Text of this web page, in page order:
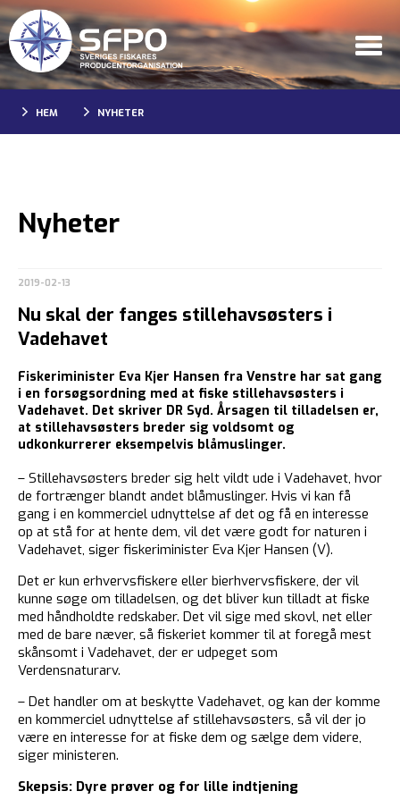
HEM NYHETER
Nyheter
2019-02-13
Nu skal der fanges stillehavsøsters i
Vadehavet
Fiskeriminister Eva Kjer Hansen fra Venstre har sat gang
i en forsøgsordning med at fiske stillehavsøsters i
Vadehavet. Det skriver DR Syd. Årsagen til tilladelsen er,
at stillehavsøsters breder sig voldsomt og
udkonkurrerer eksempelvis blåmuslinger.
– Stillehavsøsters breder sig helt vildt ude i Vadehavet, hvor
de fortrænger blandt andet blåmuslinger. Hvis vi kan få
gang i en kommerciel udnyttelse af det og få en interesse
op at stå for at hente dem, vil det være godt for naturen i
Vadehavet, siger fiskeriminister Eva Kjer Hansen (V).
Det er kun erhvervsfiskere eller bierhvervsfiskere, der vil
kunne søge om tilladelsen, og det bliver kun tilladt at fiske
med håndholdte redskaber. Det vil sige med skovl, net eller
med de bare næver, så fiskeriet kommer til at foregå mest
skånsomt i Vadehavet, der er udpeget som
Verdensnaturarv.
– Det handler om at beskytte Vadehavet, og kan der komme
en kommerciel udnyttelse af stillehavsøsters, så vil der jo
være en interesse for at fiske dem og sælge dem videre,
siger ministeren.
Skepsis: Dyre prøver og for lille indtjening